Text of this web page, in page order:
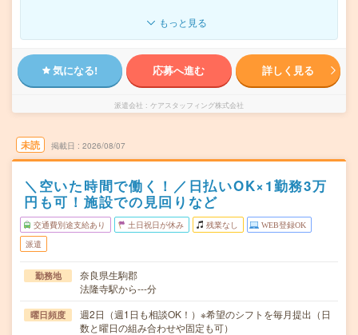
もっと見る
気になる! 応募へ進む 詳しく見る
派遣会社 ケアスタッフィング株式会社
未読 掲載日 2026/08/07
＼空いた時間で働く！／日払いOK×1勤務3万
円も可！施設での見回りなど
交通費別途支給あり 土日祝日が休み 残業なし WEB登録OK
派遣
勤務地
奈良県生駒郡
法隆寺駅から---分
曜日頻度
週2日（週1日も相談OK！）※希望のシフトを毎月提出（日
数と曜日の組み合わせや固定も可）